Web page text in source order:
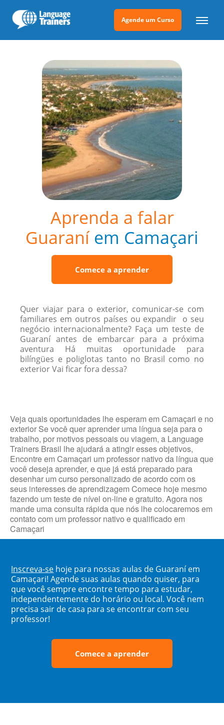
Agende um Curso
Aprenda a falar
Guaraní em Camaçari
Comece a aprender
Quer viajar para o exterior, comunicar-se com
familiares em outros países ou expandir o seu
negócio internacionalmente? Faça um teste de
Guaraní antes de embarcar para a próxima
aventura Há muitas oportunidade para
bilíngües e poliglotas tanto no Brasil como no
exterior Vai ficar fora dessa?
Veja quais oportunidades lhe esperam em Camaçari e no
exterior Se você quer aprender uma língua seja para o
trabalho, por motivos pessoais ou viagem, a Language
Trainers Brasil lhe ajudará a atingir esses objetivos,
Encontre em Camaçari um professor nativo da língua que
você deseja aprender, e que já está preparado para
desenhar um curso personalizado de acordo com os
seus interesses de aprendizagem Comece hoje mesmo
fazendo um teste de nível on-line e gratuito. Agora nos
mande uma consulta rápida que nós lhe colocaremos em
contato com um professor nativo e qualificado em
Camaçari
Inscreva-se hoje para nossas aulas de Guaraní em
Camaçari! Agende suas aulas quando quiser, para
que você sempre encontre tempo para estudar,
independentemente do horário ou local. Você nem
precisa sair de casa para se encontrar com seu
professor!
Comece a aprender